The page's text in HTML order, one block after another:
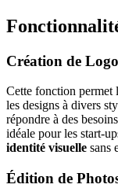
Création de
Cette fonction permet
les designs à divers
répondre à des
idéale pour les start-
identité visuelle sans
Édition de